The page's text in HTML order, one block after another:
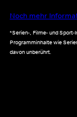
Noch mehr
*Serien-, Filme- und
Programminhalte wie
davon unberührt.